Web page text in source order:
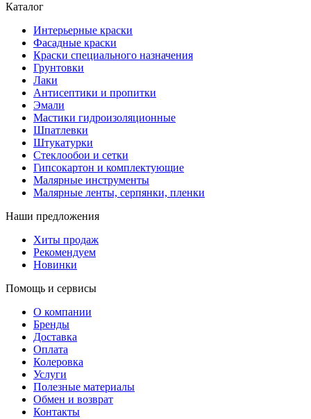
Каталог
Интерьерные краски
Фасадные краски
Краски специального назначения
Грунтовки
Лаки
Антисептики и пропитки
Эмали
Мастики гидроизоляционные
Шпатлевки
Штукатурки
Стеклообои и сетки
Гипсокартон и комплектующие
Малярные инструменты
Малярные ленты, серпянки, пленки
Наши предложения
Хиты продаж
Рекомендуем
Новинки
Помощь и сервисы
О компании
Бренды
Доставка
Оплата
Колеровка
Услуги
Полезные материалы
Обмен и возврат
Контакты